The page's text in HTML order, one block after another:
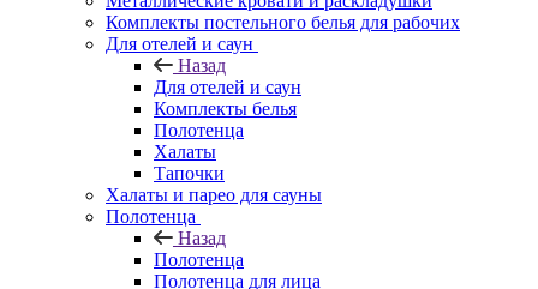
Комплекты постельного белья для рабочих
Для отелей и саун
Назад
Для отелей и саун
Комплекты белья
Полотенца
Халаты
Тапочки
Халаты и парео для сауны
Полотенца
Назад
Полотенца
Полотенца для лица